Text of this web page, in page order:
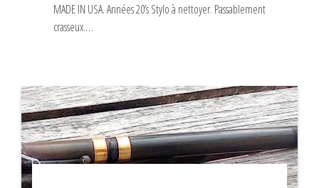
MADE IN USA. Années 20’s Stylo à nettoyer. Passablement
crasseux.…